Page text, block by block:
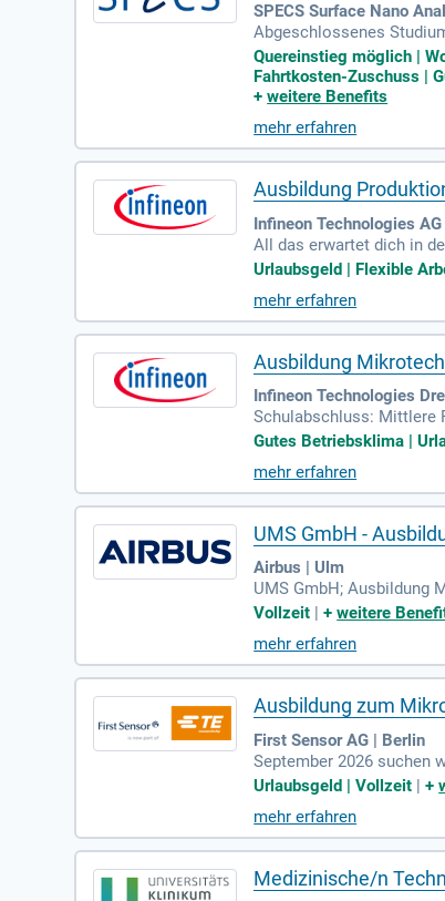
SPECS Surface Nano
Abgeschlossenes
n oder eine
Quereinstieg möglich |
Fahrtkosten-Zuschuss |
+weitere Benefits
mehr erfahren
Ausbildung
Infineon Technologies
All das erwartet dich in
Urlaubsgeld | Flexible
mehr erfahren
Ausbildung
Infineon Technologies
Schulabschluss: Mittlere
ayer: Motivation und
Gutes Betriebsklima |
mehr erfahren
UMS GmbH -
Airbus | Ulm
UMS GmbH; Ausbildung
herstellen, dass später zu
Vollzeit |+weitere
mehr erfahren
Ausbildung zum
First Sensor AG | Berlin
September 2026 suchen
n (m/w/d); (Schwerpunkt
Urlaubsgeld | Vollzeit |+
mehr erfahren
Medizinische/n